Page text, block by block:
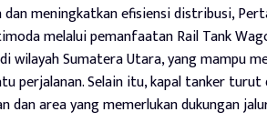
dan meningkatkan efisiensi distribusi,
melalui pemanfaatan Rail Tank
wilayah Sumatera Utara, yang mampu
perjalanan. Selain itu, kapal tanker turut
dan area yang memerlukan dukungan